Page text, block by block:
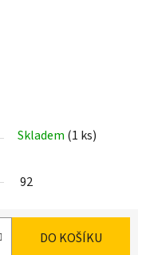
Skladem (1 ks)
92
DO KOŠÍKU